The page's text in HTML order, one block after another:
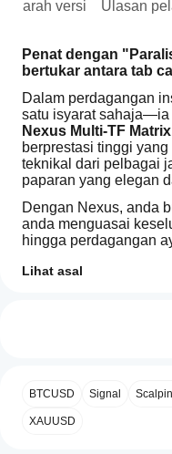
Sejarah versi Ulasan
Penat dengan
bertukar antara tab
Dalam perdagangan
satu isyarat sahaja—ia
Nexus Multi-TF Matrix
berprestasi tinggi
teknikal dari pelbagai
paparan yang elegan
Dengan Nexus, anda
anda menguasai
hingga perdagangan
⚡ Matriks Multi-
memilih jangka
🛡️ Perisai
Lihat asal
0 %
2
0 %
Selepas
pemasangan,
tambah tika
Aplikasi
cTrader
BTCUSD Signal
XAUUSD